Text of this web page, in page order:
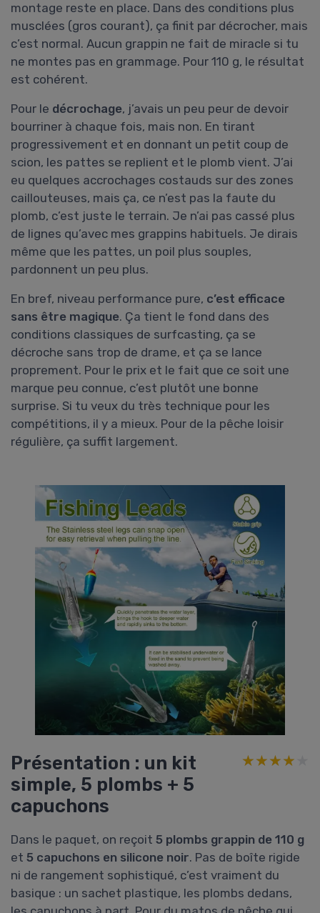
montage reste en place. Dans des conditions plus
musclées (gros courant), ça finit par décrocher, mais
c’est normal. Aucun grappin ne fait de miracle si tu
ne montes pas en grammage. Pour 110 g, le résultat
est cohérent.
Pour le décrochage, j’avais un peu peur de devoir
bourriner à chaque fois, mais non. En tirant
progressivement et en donnant un petit coup de
scion, les pattes se replient et le plomb vient. J’ai
eu quelques accrochages costauds sur des zones
caillouteuses, mais ça, ce n’est pas la faute du
plomb, c’est juste le terrain. Je n’ai pas cassé plus
de lignes qu’avec mes grappins habituels. Je dirais
même que les pattes, un poil plus souples,
pardonnent un peu plus.
En bref, niveau performance pure, c’est efficace
sans être magique. Ça tient le fond dans des
conditions classiques de surfcasting, ça se
décroche sans trop de drame, et ça se lance
proprement. Pour le prix et le fait que ce soit une
marque peu connue, c’est plutôt une bonne
surprise. Si tu veux du très technique pour les
compétitions, il y a mieux. Pour de la pêche loisir
régulière, ça suffit largement.
Présentation : un kit
simple, 5 plombs + 5
capuchons
★★★★★
★★★★★
Dans le paquet, on reçoit 5 plombs grappin de 110 g
et 5 capuchons en silicone noir. Pas de boîte rigide
ni de rangement sophistiqué, c’est vraiment du
basique : un sachet plastique, les plombs dedans,